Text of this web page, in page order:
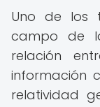
Uno de los
campo de
relación
información
relatividad